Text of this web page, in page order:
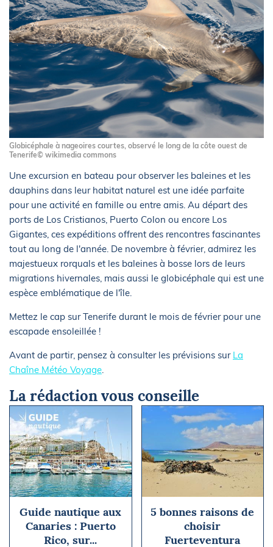
Globicéphale à nageoires courtes, observé le long de la côte ouest de
Tenerife© wikimedia commons
Une excursion en bateau pour observer les baleines et les
dauphins dans leur habitat naturel est une idée parfaite
pour une activité en famille ou entre amis. Au départ des
ports de Los Cristianos, Puerto Colon ou encore Los
Gigantes, ces expéditions offrent des rencontres fascinantes
tout au long de l'année. De novembre à février, admirez les
majestueux rorquals et les baleines à bosse lors de leurs
migrations hivernales, mais aussi le globicéphale qui est une
espèce emblématique de l'île.
Mettez le cap sur Tenerife durant le mois de février pour une
escapade ensoleillée !
Avant de partir, pensez à consulter les prévisions sur La
Chaîne Météo Voyage
La rédaction vous conseille
Guide nautique aux
Canaries : Puerto
Rico, sur...
5 bonnes raisons de
choisir
Fuerteventura